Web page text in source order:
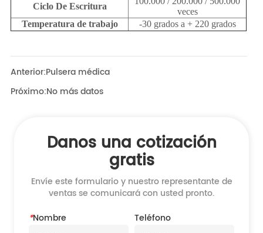
Anterior:Pulsera médica
Próximo:No más datos
Danos una cotización
gratis
Envíe este formulario y nuestro representante de
ventas se comunicará con usted pronto.
*Nombre Teléfono